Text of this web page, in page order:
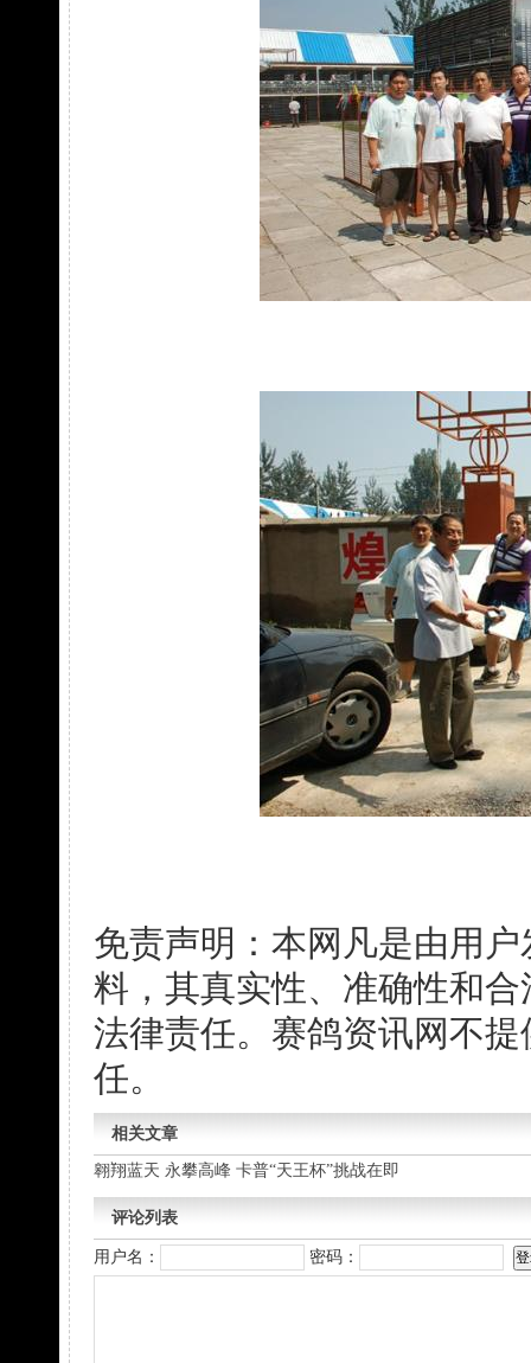
免责声明：本网凡是由用
料，其真实性、准确性和
法律责任。赛鸽资讯网不
任。
相关文章
翱翔蓝天 永攀高峰 卡普“天王杯”挑战在即
评论列表
用户名： 密码：